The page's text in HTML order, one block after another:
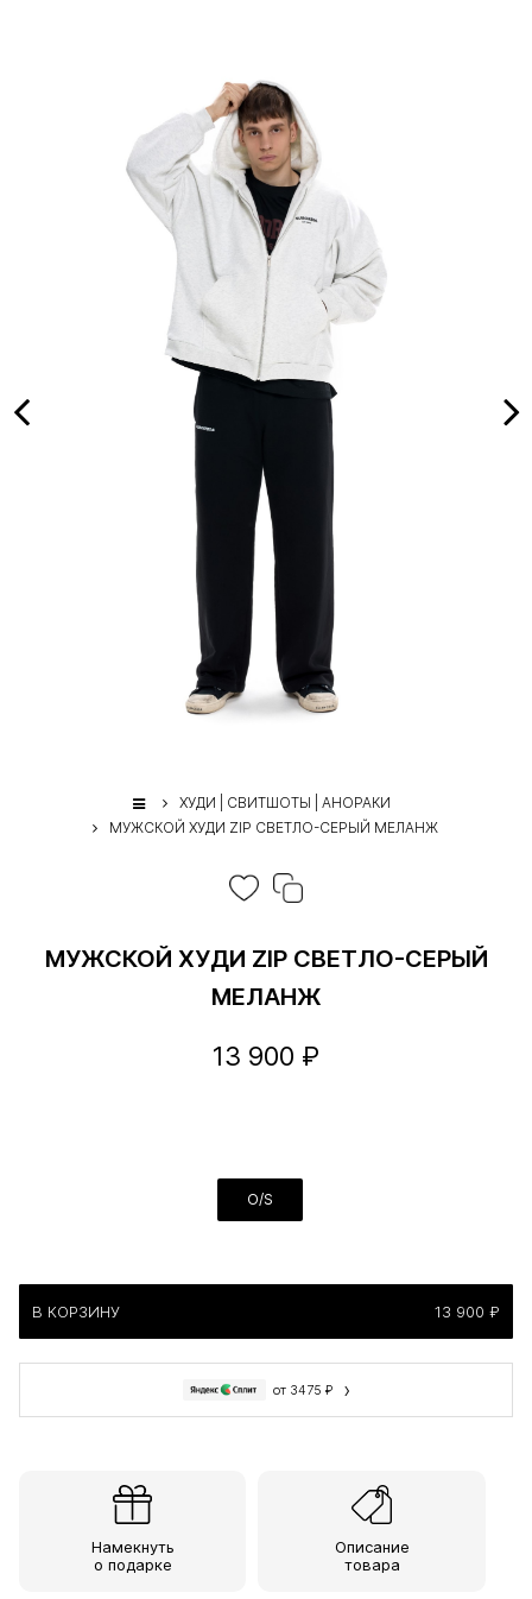
ХУДИ | СВИТШОТЫ | АНОРАКИ
МУЖСКОЙ ХУДИ ZIP СВЕТЛО-СЕРЫЙ МЕЛАНЖ
МУЖСКОЙ ХУДИ ZIP СВЕТЛО-СЕРЫЙ
МЕЛАНЖ
13 900 ₽
O/S
В КОРЗИНУ 13 900 ₽
от 3475 ₽ ›
Намекнуть
о подарке
Описание
товара